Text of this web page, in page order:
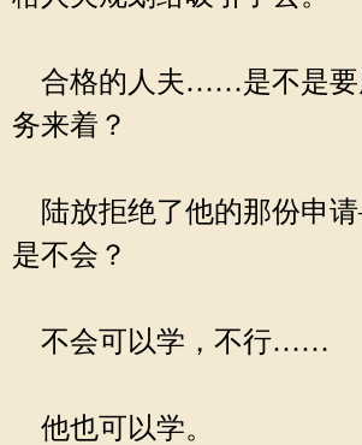
合格的人夫……是不是要
务来着？
陆放拒绝了他的那份申
是不会？
不会可以学，不行……
他也可以学。